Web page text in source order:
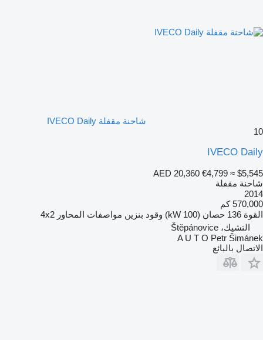
شاحنة مقفلة IVECO Daily
10
IVECO Daily
AED 20,360 €4,799 ≈ $5,545
شاحنة مقفلة
2014
570,000 كم
القوة 136 حصان (100 kW) وقود بنزين مواصفات المحاور 4x2
التشيك، Štěpánovice
A U T O Petr Šimánek
الاتصال بالبائع